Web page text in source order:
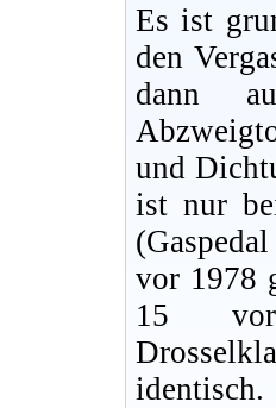
Es ist
den
dann
und
ist nur
vor 1978
15
identisch.